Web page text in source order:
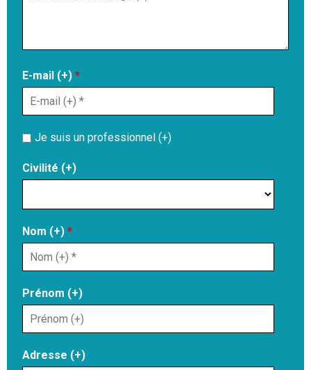
E-mail (+) *
Je suis un professionnel (+)
Civilité (+)
Nom (+) *
Prénom (+)
Adresse (+)